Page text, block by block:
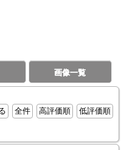
画像一覧
全件 高評価順
低評価順